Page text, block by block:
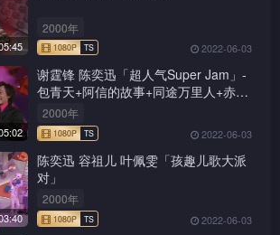
2000年
2022-06-03
谢霆锋 陈奕迅「超人气Super Jam」-
包青天+阿信的故事+同途万里人+赤的
疑惑+新鸳鸯蝴蝶梦+前程锦绣
2000年
2022-06-03
陈奕迅 容祖儿 叶佩雯「孩趣儿歌大派
对」
2000年
2022-06-03